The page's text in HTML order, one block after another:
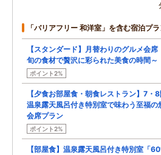
「バリアフリー 和洋室」を含む宿泊プ
【スタンダード】月替わりのグルメ会席
旬の食材で贅沢に彩られた美食の時間～
ポイント2%
【夕食お部屋食・朝食レストラン】7・
温泉露天風呂付き特別室で味わう至福の
会席プラン
ポイント2%
【部屋食】温泉露天風呂付き特別室「